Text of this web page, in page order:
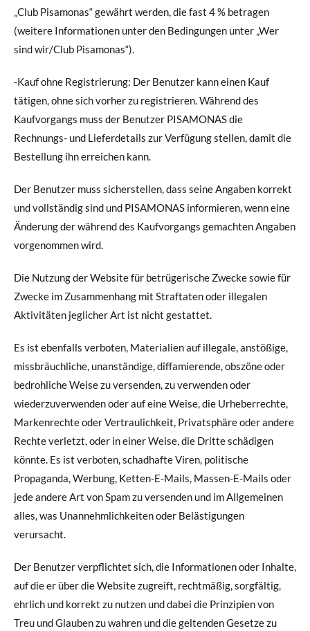
„Club Pisamonas“ gewährt werden, die fast 4 % betragen
(weitere Informationen unter den Bedingungen unter „Wer
sind wir/Club Pisamonas“).
-Kauf ohne Registrierung: Der Benutzer kann einen Kauf
tätigen, ohne sich vorher zu registrieren. Während des
Kaufvorgangs muss der Benutzer PISAMONAS die
Rechnungs- und Lieferdetails zur Verfügung stellen, damit die
Bestellung ihn erreichen kann.
Der Benutzer muss sicherstellen, dass seine Angaben korrekt
und vollständig sind und PISAMONAS informieren, wenn eine
Änderung der während des Kaufvorgangs gemachten Angaben
vorgenommen wird.
Die Nutzung der Website für betrügerische Zwecke sowie für
Zwecke im Zusammenhang mit Straftaten oder illegalen
Aktivitäten jeglicher Art ist nicht gestattet.
Es ist ebenfalls verboten, Materialien auf illegale, anstößige,
missbräuchliche, unanständige, diffamierende, obszöne oder
bedrohliche Weise zu versenden, zu verwenden oder
wiederzuverwenden oder auf eine Weise, die Urheberrechte,
Markenrechte oder Vertraulichkeit, Privatsphäre oder andere
Rechte verletzt, oder in einer Weise, die Dritte schädigen
könnte. Es ist verboten, schadhafte Viren, politische
Propaganda, Werbung, Ketten-E-Mails, Massen-E-Mails oder
jede andere Art von Spam zu versenden und im Allgemeinen
alles, was Unannehmlichkeiten oder Belästigungen
verursacht.
Der Benutzer verpflichtet sich, die Informationen oder Inhalte,
auf die er über die Website zugreift, rechtmäßig, sorgfältig,
ehrlich und korrekt zu nutzen und dabei die Prinzipien von
Treu und Glauben zu wahren und die geltenden Gesetze zu